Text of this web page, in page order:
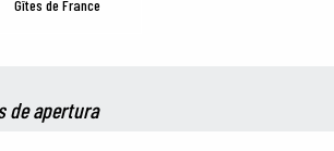
Gîtes de France
de apertura